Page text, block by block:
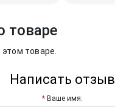
товаре
товаре.
Написать отзыв
Ваше имя: